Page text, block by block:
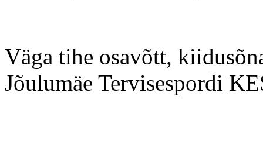
Väga tihe osavõtt,
Jõulumäe Tervisespordi